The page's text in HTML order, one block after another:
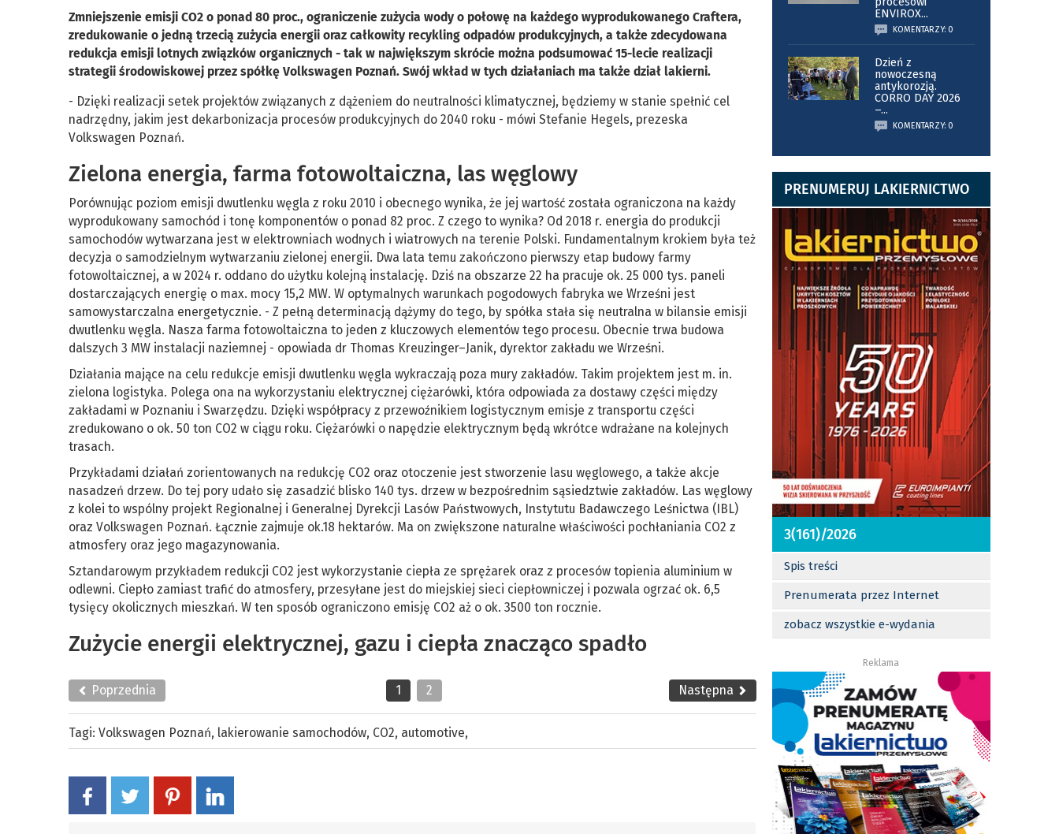
Zmniejszenie emisji CO2 o ponad 80 proc., ograniczenie zużycia wody o połowę na każdego wyprodukowanego Craftera,
zredukowanie o jedną trzecią zużycia energii oraz całkowity recykling odpadów produkcyjnych, a także zdecydowana
redukcja emisji lotnych związków organicznych - tak w największym skrócie można podsumować 15-lecie realizacji
strategii środowiskowej przez spółkę Volkswagen Poznań. Swój wkład w tych działaniach ma także dział lakierni.
- Dzięki realizacji setek projektów związanych z dążeniem do neutralności klimatycznej, będziemy w stanie spełnić cel
nadrzędny, jakim jest dekarbonizacja procesów produkcyjnych do 2040 roku - mówi Stefanie Hegels, prezeska
Volkswagen Poznań.
Zielona energia, farma fotowoltaiczna, las węglowy
Porównując poziom emisji dwutlenku węgla z roku 2010 i obecnego wynika, że jej wartość została ograniczona na każdy
wyprodukowany samochód i tonę komponentów o ponad 82 proc. Z czego to wynika? Od 2018 r. energia do produkcji
samochodów wytwarzana jest w elektrowniach wodnych i wiatrowych na terenie Polski. Fundamentalnym krokiem była też
decyzja o samodzielnym wytwarzaniu zielonej energii. Dwa lata temu zakończono pierwszy etap budowy farmy
fotowoltaicznej, a w 2024 r. oddano do użytku kolejną instalację. Dziś na obszarze 22 ha pracuje ok. 25 000 tys. paneli
dostarczających energię o max. mocy 15,2 MW. W optymalnych warunkach pogodowych fabryka we Wrześni jest
samowystarczalna energetycznie. - Z pełną determinacją dążymy do tego, by spółka stała się neutralna w bilansie emisji
dwutlenku węgla. Nasza farma fotowoltaiczna to jeden z kluczowych elementów tego procesu. Obecnie trwa budowa
dalszych 3 MW instalacji naziemnej - opowiada dr Thomas Kreuzinger–Janik, dyrektor zakładu we Wrześni.
Działania mające na celu redukcje emisji dwutlenku węgla wykraczają poza mury zakładów. Takim projektem jest m. in.
zielona logistyka. Polega ona na wykorzystaniu elektrycznej ciężarówki, która odpowiada za dostawy części między
zakładami w Poznaniu i Swarzędzu. Dzięki współpracy z przewoźnikiem logistycznym emisje z transportu części
zredukowano o ok. 50 ton CO2 w ciągu roku. Ciężarówki o napędzie elektrycznym będą wkrótce wdrażane na kolejnych
trasach.
Przykładami działań zorientowanych na redukcję CO2 oraz otoczenie jest stworzenie lasu węglowego, a także akcje
nasadzeń drzew. Do tej pory udało się zasadzić blisko 140 tys. drzew w bezpośrednim sąsiedztwie zakładów. Las węglowy
z kolei to wspólny projekt Regionalnej i Generalnej Dyrekcji Lasów Państwowych, Instytutu Badawczego Leśnictwa (IBL)
oraz Volkswagen Poznań. Łącznie zajmuje ok.18 hektarów. Ma on zwiększone naturalne właściwości pochłaniania CO2 z
atmosfery oraz jego magazynowania.
Sztandarowym przykładem redukcji CO2 jest wykorzystanie ciepła ze sprężarek oraz z procesów topienia aluminium w
odlewni. Ciepło zamiast trafić do atmosfery, przesyłane jest do miejskiej sieci ciepłowniczej i pozwala ogrzać ok. 6,5
tysięcy okolicznych mieszkań. W ten sposób ograniczono emisję CO2 aż o ok. 3500 ton rocznie.
Zużycie energii elektrycznej, gazu i ciepła znacząco spadło
Poprzednia 1 2 Następna
Tagi: Volkswagen Poznań, lakierowanie samochodów, CO2, automotive,
ENVIROX...
KOMENTARZY: 0
Dzień z
nowoczesną
antykorozją.
CORRO DAY 2026
–...
KOMENTARZY: 0
PRENUMERUJ LAKIERNICTWO
3(161)/2026
Spis treści
Prenumerata przez Internet
zobacz wszystkie e-wydania
Reklama